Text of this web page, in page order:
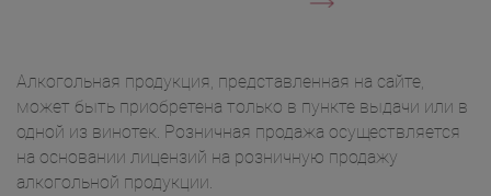
Алкогольная продукция, представленная на сайте,
может быть приобретена только в пункте выдачи или в
одной из винотек. Розничная продажа осуществляется
на основании лицензий на розничную продажу
алкогольной продукции.